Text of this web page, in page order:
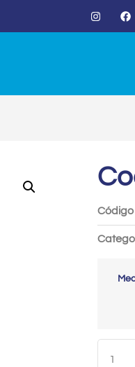
Código